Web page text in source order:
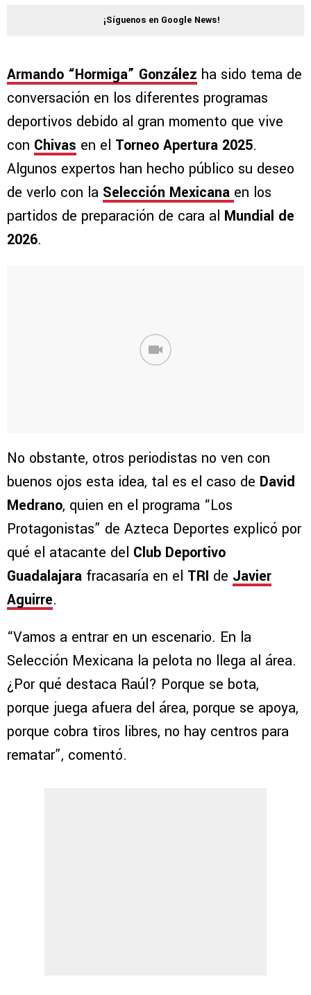
¡Síguenos en Google News!
Armando “Hormiga” González ha sido tema de
conversación en los diferentes programas
deportivos debido al gran momento que vive
con Chivas en el Torneo Apertura 2025.
Algunos expertos han hecho público su deseo
de verlo con la Selección Mexicana en los
partidos de preparación de cara al Mundial de
2026.
No obstante, otros periodistas no ven con
buenos ojos esta idea, tal es el caso de David
Medrano, quien en el programa “Los
Protagonistas” de Azteca Deportes explicó por
qué el atacante del Club Deportivo
Guadalajara fracasaría en el TRI de Javier
Aguirre.
“Vamos a entrar en un escenario. En la
Selección Mexicana la pelota no llega al área.
¿Por qué destaca Raúl? Porque se bota,
porque juega afuera del área, porque se apoya,
porque cobra tiros libres, no hay centros para
rematar”, comentó.